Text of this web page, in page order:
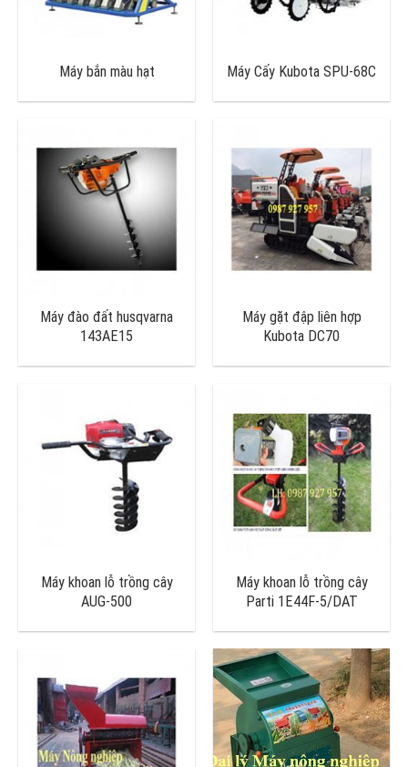
Máy bắn màu hạt Máy Cấy Kubota SPU-68C
Máy đào đất husqvarna
143AE15
Máy gặt đập liên hợp
Kubota DC70
Máy khoan lỗ trồng cây
AUG-500
Máy khoan lỗ trồng cây
Parti 1E44F-5/DAT